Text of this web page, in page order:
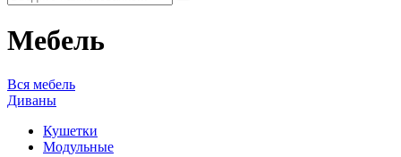
Мебель
Вся мебель
Диваны
Кушетки
Модульные